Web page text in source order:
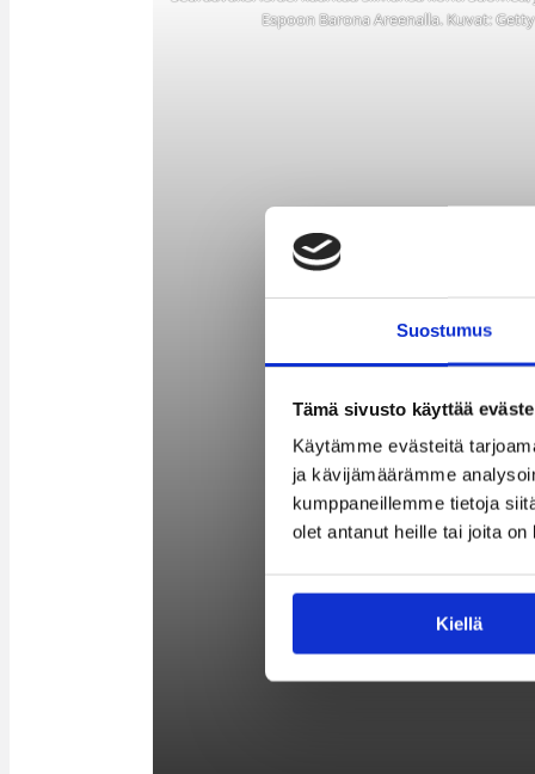
Suostumus
Tämä sivusto käyttää
Käytämme evästeitä
ja kävijämäärämme
kumppaneillemme tietoja
olet antanut heille tai joita
Kiellä
Espoon Barona Areenalla. Kuvat: